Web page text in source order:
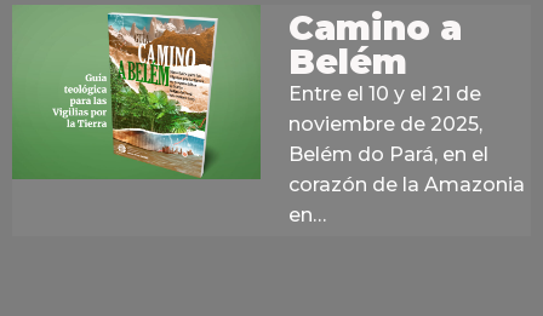
Camino a
Belém
Entre el 10 y el 21 de
noviembre de 2025,
Belém do Pará, en el
corazón de la Amazonia
en…